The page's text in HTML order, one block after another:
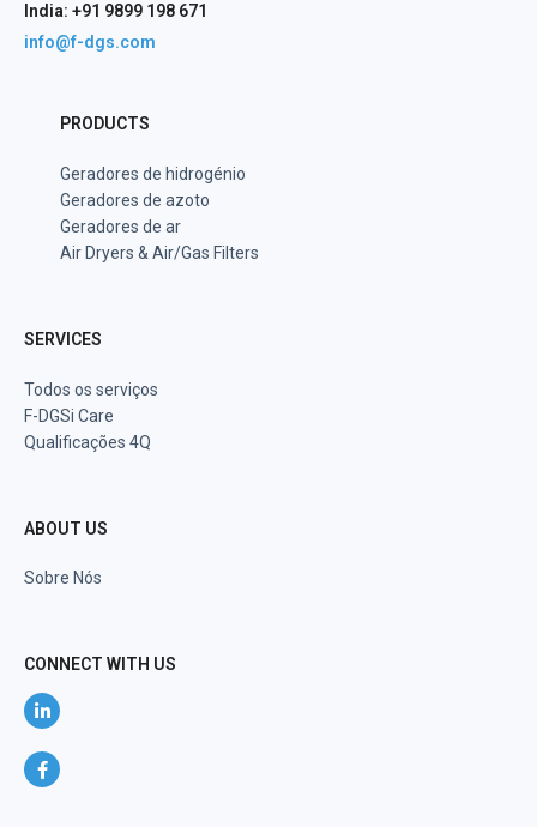
India: +91 9899 198 671
info@f-dgs.com
PRODUCTS
Geradores de hidrogénio
Geradores de azoto
Geradores de ar
Air Dryers & Air/Gas Filters
SERVICES
Todos os serviços
F-DGSi Care
Qualificações 4Q
ABOUT US
Sobre Nós
CONNECT WITH US